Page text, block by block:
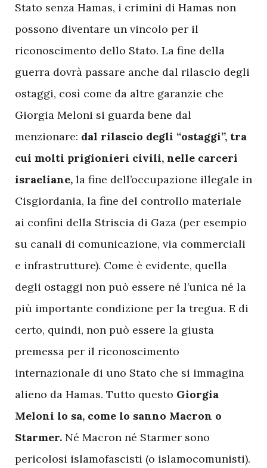
Stato senza Hamas, i crimini di Hamas non
possono diventare un vincolo per il
riconoscimento dello Stato. La fine della
guerra dovrà passare anche dal rilascio degli
ostaggi, così come da altre garanzie che
Giorgia Meloni si guarda bene dal
menzionare: dal rilascio degli “ostaggi”, tra
cui molti prigionieri civili, nelle carceri
israeliane, la fine dell’occupazione illegale in
Cisgiordania, la fine del controllo materiale
ai confini della Striscia di Gaza (per esempio
su canali di comunicazione, via commerciali
e infrastrutture). Come è evidente, quella
degli ostaggi non può essere né l’unica né la
più importante condizione per la tregua. E di
certo, quindi, non può essere la giusta
premessa per il riconoscimento
internazionale di uno Stato che si immagina
alieno da Hamas. Tutto questo Giorgia
Meloni lo sa, come lo sanno Macron o
Starmer. Né Macron né Starmer sono
pericolosi islamofascisti (o islamocomunisti).